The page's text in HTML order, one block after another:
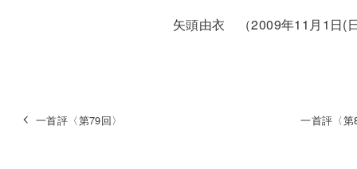
矢頭由衣 （2009年11月1日(
一首評〈第79回〉 一首評〈